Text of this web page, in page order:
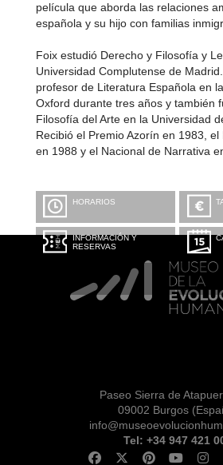
película que aborda las relaciones
española y su hijo con familias
Foix estudió Derecho y Filosofía y
Universidad Complutense de
profesor de Literatura Española en
Oxford durante tres años y también
Filosofía del Arte en la Universidad
Recibió el Premio Azorín en 1983,
en 1988 y el Nacional de Narrativa
HORARIOS
INFORMACIÓN Y
RESERVAS
Paseo Sierra de
09002 Burgos
Tel: +34 947 421